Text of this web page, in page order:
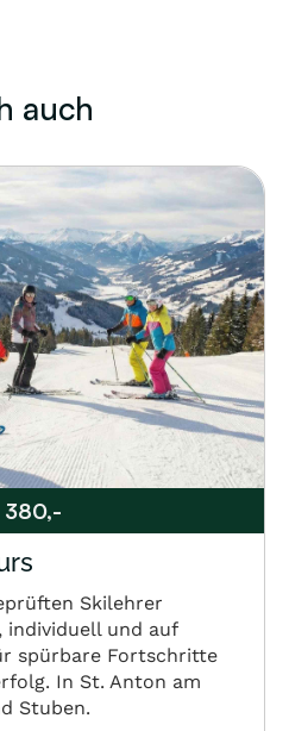
auch
380,-
Skilehrer
und auf
spürbare Fortschritte
In St. Anton am
Stuben.